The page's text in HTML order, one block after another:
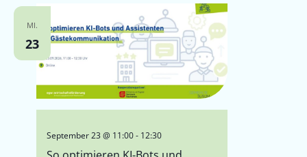
MI.
23
September 23 @ 11:00- 12:30